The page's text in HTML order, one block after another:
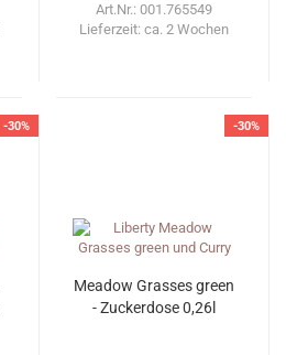
Art.Nr.: 001.765549
Lieferzeit: ca. 2 Wochen
-30% -30%
Meadow Grasses green
- Zuckerdose 0,26l